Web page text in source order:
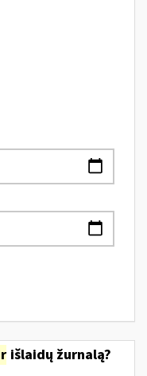
išlaidų žurnalą?